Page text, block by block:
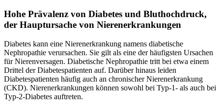
Hohe Prävalenz von Diabetes und Bluthochdruck,
der Hauptursache von Nierenerkrankungen
Diabetes kann eine Nierenerkrankung namens diabetische
Nephropathie verursachen. Sie gilt als eine der häufigsten Ursachen
für Nierenversagen. Diabetische Nephropathie tritt bei etwa einem
Drittel der Diabetespatienten auf. Darüber hinaus leiden
Diabetespatienten häufig auch an chronischer Nierenerkrankung
(CKD). Nierenerkrankungen können sowohl bei Typ-1- als auch bei
Typ-2-Diabetes auftreten.